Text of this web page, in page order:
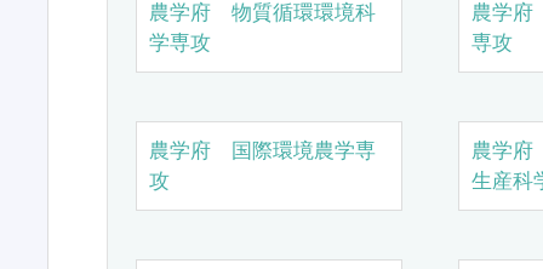
農学府 物質循環環境科
学専攻
農学
専攻
農学府 国際環境農学専
攻
農学
生産科